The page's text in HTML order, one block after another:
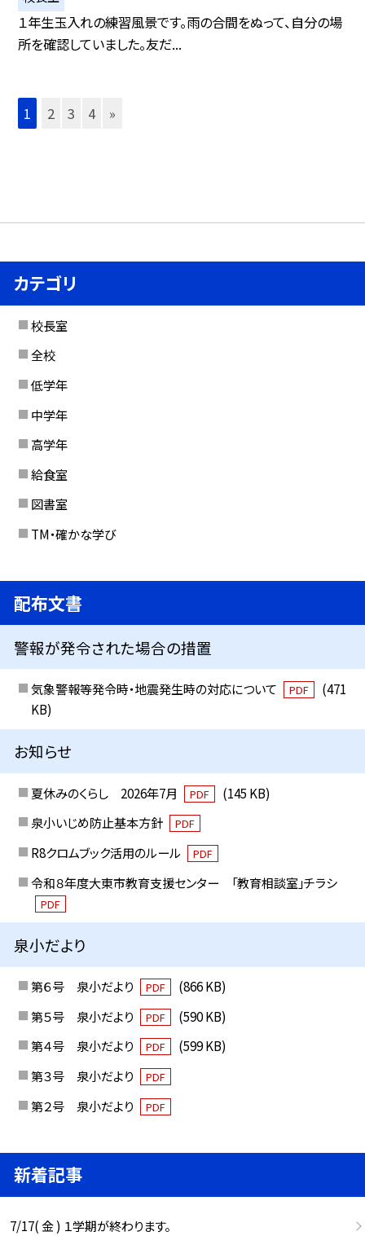
１年生玉入れの練習風景です。雨の合間をぬって、自分の場
所を確認していました。友だ...
1 2 3 4 »
カテゴリ
校長室
全校
低学年
中学年
高学年
給食室
図書室
TM・確かな学び
配布文書
警報が発令された場合の措置
気象警報等発令時・地震発生時の対応について PDF
(471
KB)
お知らせ
夏休みのくらし 2026年7月 PDF
(145 KB)
泉小いじめ防止基本方針
PDF
R8クロムブック活用のルール PDF
令和８年度大東市教育支援センター 「教育相談室」チラシ
PDF
泉小だより
第６号 泉小だより PDF
(866 KB)
第５号 泉小だより
PDF
(590 KB)
第４号 泉小だより
PDF
(599 KB)
第３号 泉小だより
PDF
第２号 泉小だより PDF
新着記事
7/17( 金 ) １学期が終わります。